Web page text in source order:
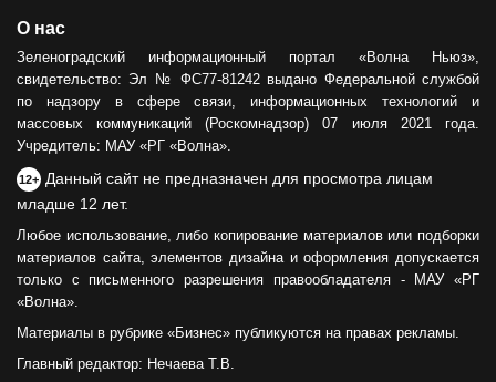
О нас
Зеленоградский информационный портал «Волна Ньюз»,
свидетельство: Эл № ФС77-81242 выдано Федеральной службой
по надзору в сфере связи, информационных технологий и
массовых коммуникаций (Роскомнадзор) 07 июля 2021 года.
Учредитель: МАУ «РГ «Волна».
12+ Данный сайт не предназначен для просмотра лицам
младше 12 лет.
Любое использование, либо копирование материалов или подборки
материалов сайта, элементов дизайна и оформления допускается
только с письменного разрешения правообладателя - МАУ «РГ
«Волна».
Материалы в рубрике «Бизнес» публикуются на правах рекламы.
Главный редактор: Нечаева Т.В.